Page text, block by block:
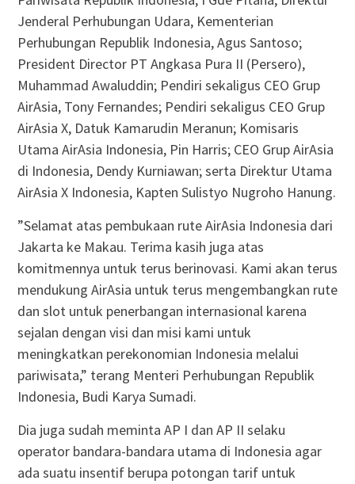
Jenderal Perhubungan Udara, Kementerian
Perhubungan Republik Indonesia, Agus Santoso;
President Director PT Angkasa Pura II (Persero),
Muhammad Awaluddin; Pendiri sekaligus CEO Grup
AirAsia, Tony Fernandes; Pendiri sekaligus CEO Grup
AirAsia X, Datuk Kamarudin Meranun; Komisaris
Utama AirAsia Indonesia, Pin Harris; CEO Grup AirAsia
di Indonesia, Dendy Kurniawan; serta Direktur Utama
AirAsia X Indonesia, Kapten Sulistyo Nugroho Hanung.
”Selamat atas pembukaan rute AirAsia Indonesia dari
Jakarta ke Makau. Terima kasih juga atas
komitmennya untuk terus berinovasi. Kami akan terus
mendukung AirAsia untuk terus mengembangkan rute
dan slot untuk penerbangan internasional karena
sejalan dengan visi dan misi kami untuk
meningkatkan perekonomian Indonesia melalui
pariwisata,” terang Menteri Perhubungan Republik
Indonesia, Budi Karya Sumadi.
Dia juga sudah meminta AP I dan AP II selaku
operator bandara-bandara utama di Indonesia agar
ada suatu insentif berupa potongan tarif untuk